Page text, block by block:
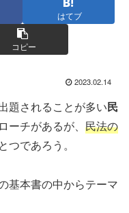
はてブ
コピー
2023.02.14
題されることが多い民
チがあるが、 民法の
つであろう。
基本書の中からテーマ